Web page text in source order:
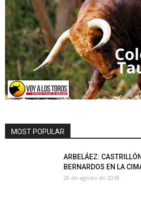
MOST POPULAR
ARBELÁEZ:
BERNARDOS EN LA
20 de agosto de 2018